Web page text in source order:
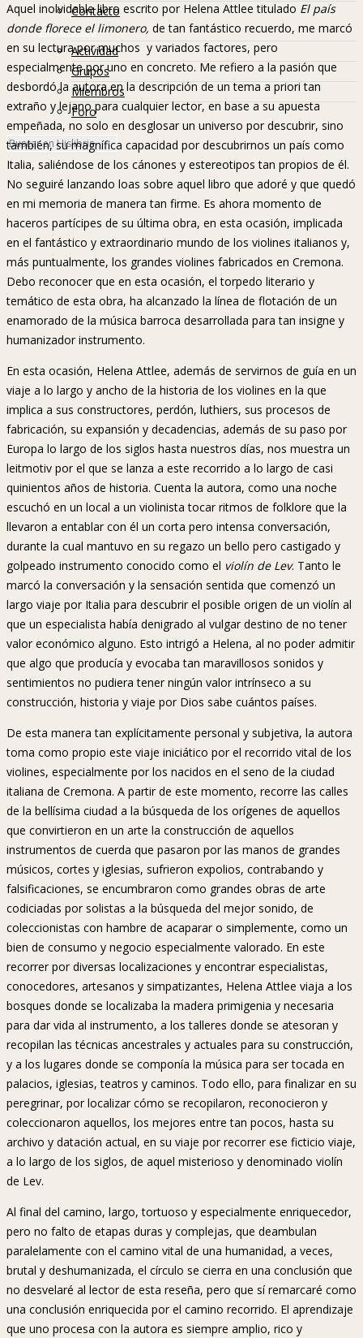
Contacto
Hislibreños
Actividad
Grupos
Miembros
Foro
Aquel inolvidable libro escrito por Helena Attlee titulado El país
donde florece el limonero, de tan fantástico recuerdo, me marcó
en su lectura por muchos y variados factores, pero
especialmente por uno en concreto. Me refiero a la pasión que
desbordó la autora en la descripción de un tema a priori tan
extraño y lejano para cualquier lector, en base a su apuesta
empeñada, no solo en desglosar un universo por descubrir, sino
también, su magnífica capacidad por descubrirnos un país como
Italia, saliéndose de los cánones y estereotipos tan propios de él.
No seguiré lanzando loas sobre aquel libro que adoré y que quedó
en mi memoria de manera tan firme. Es ahora momento de
haceros partícipes de su última obra, en esta ocasión, implicada
en el fantástico y extraordinario mundo de los violines italianos y,
más puntualmente, los grandes violines fabricados en Cremona.
Debo reconocer que en esta ocasión, el torpedo literario y
temático de esta obra, ha alcanzado la línea de flotación de un
enamorado de la música barroca desarrollada para tan insigne y
humanizador instrumento.
En esta ocasión, Helena Attlee, además de servirnos de guía en un
viaje a lo largo y ancho de la historia de los violines en la que
implica a sus constructores, perdón, luthiers, sus procesos de
fabricación, su expansión y decadencias, además de su paso por
Europa lo largo de los siglos hasta nuestros días, nos muestra un
leitmotiv por el que se lanza a este recorrido a lo largo de casi
quinientos años de historia. Cuenta la autora, como una noche
escuchó en un local a un violinista tocar ritmos de folklore que la
llevaron a entablar con él un corta pero intensa conversación,
durante la cual mantuvo en su regazo un bello pero castigado y
golpeado instrumento conocido como el violín de Lev. Tanto le
marcó la conversación y la sensación sentida que comenzó un
largo viaje por Italia para descubrir el posible origen de un violín al
que un especialista había denigrado al vulgar destino de no tener
valor económico alguno. Esto intrigó a Helena, al no poder admitir
que algo que producía y evocaba tan maravillosos sonidos y
sentimientos no pudiera tener ningún valor intrínseco a su
construcción, historia y viaje por Dios sabe cuántos países.
De esta manera tan explícitamente personal y subjetiva, la autora
toma como propio este viaje iniciático por el recorrido vital de los
violines, especialmente por los nacidos en el seno de la ciudad
italiana de Cremona. A partir de este momento, recorre las calles
de la bellísima ciudad a la búsqueda de los orígenes de aquellos
que convirtieron en un arte la construcción de aquellos
instrumentos de cuerda que pasaron por las manos de grandes
músicos, cortes y iglesias, sufrieron expolios, contrabando y
falsificaciones, se encumbraron como grandes obras de arte
codiciadas por solistas a la búsqueda del mejor sonido, de
coleccionistas con hambre de acaparar o simplemente, como un
bien de consumo y negocio especialmente valorado. En este
recorrer por diversas localizaciones y encontrar especialistas,
conocedores, artesanos y simpatizantes, Helena Attlee viaja a los
bosques donde se localizaba la madera primigenia y necesaria
para dar vida al instrumento, a los talleres donde se atesoran y
recopilan las técnicas ancestrales y actuales para su construcción,
y a los lugares donde se componía la música para ser tocada en
palacios, iglesias, teatros y caminos. Todo ello, para finalizar en su
peregrinar, por localizar cómo se recopilaron, reconocieron y
coleccionaron aquellos, los mejores entre tan pocos, hasta su
archivo y datación actual, en su viaje por recorrer ese ficticio viaje,
a lo largo de los siglos, de aquel misterioso y denominado violín
de Lev.
Al final del camino, largo, tortuoso y especialmente enriquecedor,
pero no falto de etapas duras y complejas, que deambulan
paralelamente con el camino vital de una humanidad, a veces,
brutal y deshumanizada, el círculo se cierra en una conclusión que
no desvelaré al lector de esta reseña, pero que sí remarcaré como
una conclusión enriquecida por el camino recorrido. El aprendizaje
que uno procesa con la autora es siempre amplio, rico y